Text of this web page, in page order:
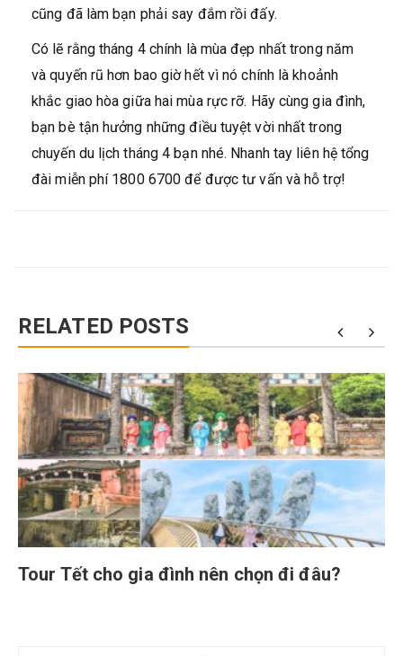
cũng đã làm bạn phải say đắm rồi đấy.
Có lẽ rằng tháng 4 chính là mùa đẹp nhất trong năm
và quyến rũ hơn bao giờ hết vì nó chính là khoảnh
khắc giao hòa giữa hai mùa rực rỡ. Hãy cùng gia đình,
bạn bè tận hưởng những điều tuyệt vời nhất trong
chuyến du lịch tháng 4 bạn nhé. Nhanh tay liên hệ tổng
đài miễn phí 1800 6700 để được tư vấn và hỗ trợ!
RELATED POSTS
Tour Tết cho gia đình nên chọn đi đâu?